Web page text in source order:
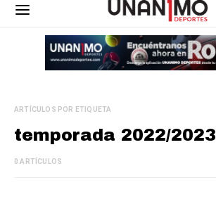
ARTÍCULOS POR ETIQUETA
temporada 2022/2023
0 ARTÍCULOS